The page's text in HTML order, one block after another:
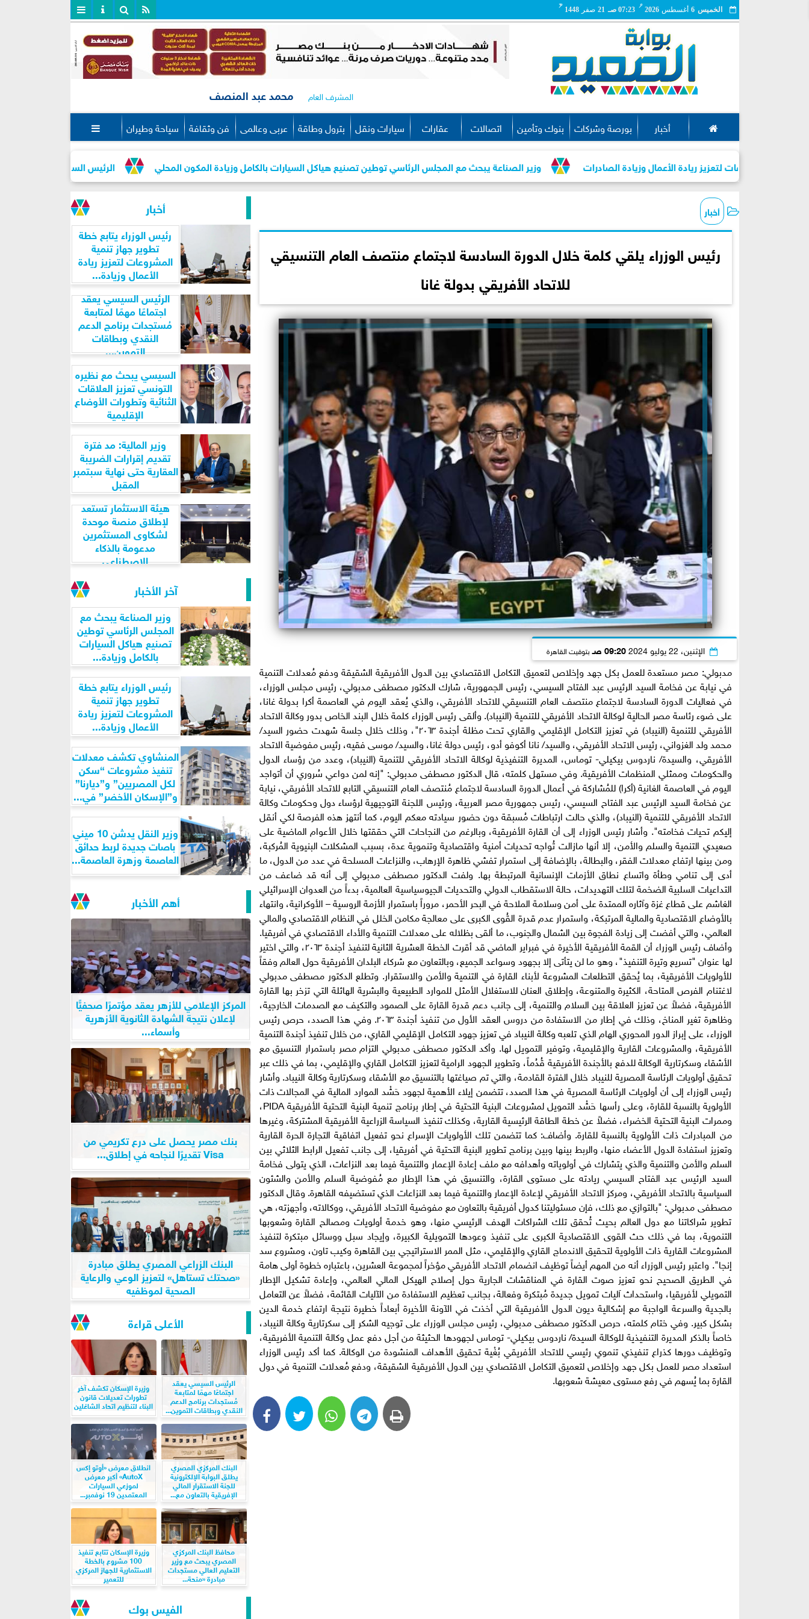
الخميس 6 أغسطس 2026
مـ
07:23 صـ 21 صفر 1448
هـ
المشرف العام محمد عبد المنصف
أخبار بورصة وشركات بنوك وتأمين اتصالات عقارات سيارات ونقل بترول وطاقة عربى وعالمى فن وثقافة سياحة وطيران 
الرئيس السيسي يعقد اجتماعًا مهمًا وزير الصناعة يبحث مع المجلس الرئاسي توطين تصنيع هياكل السيارات بالكامل وزيادة المكون المحلي لتعزيز ريادة الأعمال وزيادة الصادرات
أخبار
رئيس الوزراء يلقي كلمة خلال الدورة السادسة لاجتماع منتصف العام التنسيقي
للاتحاد الأفريقي بدولة غانا
الإثنين، 22 يوليو 2024 09:20 صـ بتوقيت القاهرة
مدبولي: مصر مستعدة للعمل بكل جهد وإخلاص لتعميق التكامل الاقتصادي بين الدول الأفريقية الشقيقة ودفع مُعدلات التنمية
في نيابة عن فخامة السيد الرئيس عبد الفتاح السيسي، رئيس الجمهورية، شارك الدكتور مصطفى مدبولي، رئيس مجلس الوزراء،
في فعاليات الدورة السادسة لاجتماع منتصف العام التنسيقي للاتحاد الأفريقي، والذي يُعقد اليوم في العاصمة أكرا بدولة غانا،
على ضوء رئاسة مصر الحالية لوكالة الاتحاد الأفريقي للتنمية (النيباد). وألقى رئيس الوزراء كلمة خلال البند الخاص بدور وكالة الاتحاد
الأفريقي للتنمية (النيباد) في تعزيز التكامل الإقليمي والقاري تحت مظلة أجندة ٢٠٦٣"، وذلك خلال جلسة شهدت حضور السيد/
محمد ولد الغزواني، رئيس الاتحاد الأفريقي، والسيد/ نانا أكوفو أدو، رئيس دولة غانا، والسيد/ موسى فقيه، رئيس مفوضية الاتحاد
الأفريقي، والسيدة/ ناردوس بيكيلي- توماس، المديرة التنفيذية لوكالة الاتحاد الأفريقي للتنمية (النيباد)، وعدد من رؤساء الدول
والحكومات وممثلي المنظمات الأفريقية. وفي مستهل كلمته، قال الدكتور مصطفى مدبولي: "إنه لمن دواعي سُروري أن أتواجد
اليوم في العاصمة الغانية (أكرا) للمُشاركة في أعمال الدورة السادسة لاجتماع مُنتصف العام التنسيقي التابع للاتحاد الأفريقي، نيابة
عن فخامة السيد الرئيس عبد الفتاح السيسي، رئيس جمهورية مصر العربية، ورئيس اللجنة التوجيهية لرؤساء دول وحكومات وكالة
الاتحاد الأفريقي للتنمية (النيباد)، والذي حالت ارتباطات مُسبقة دون حضور سيادته معكم اليوم، كما أنتهز هذه الفرصة لكي أنقل
إليكم تحيات فخامته". وأشار رئيس الوزراء إلى أن القارة الأفريقية، وبالرغم من النجاحات التي حققتها خلال الأعوام الماضية على
صعيدي التنمية والسلم والأمن، إلا أنها مازالت تُواجه تحديات أمنية واقتصادية وتنموية عدة، بسبب المشكلات البنيوية المُركبة،
ومن بينها ارتفاع معدلات الفقر، والبطالة، بالإضافة إلى استمرار تفشي ظاهرة الإرهاب، والنزاعات المسلحة في عدد من الدول، ما
أدى إلى تنامي وطأة واتساع نطاق الأزمات الإنسانية المرتبطة بها. ولفت الدكتور مصطفى مدبولي إلى أنه قد ضاعف من
التداعيات السلبية الضخمة لتلك التهديدات، حالة الاستقطاب الدولي والتحديات الجيوسياسية العالمية، بدءاً من العدوان الإسرائيلي
الغاشم على قطاع غزة وآثاره الممتدة على أمن وسلامة الملاحة في البحر الأحمر، مروراً باستمرار الأزمة الروسية – الأوكرانية، وانتهاء
بالأوضاع الاقتصادية والمالية المرتبكة، واستمرار عدم قدرة القُوى الكبرى على معالجة مكامن الخلل في النظام الاقتصادي والمالي
العالمي، والتي أفضت إلى زيادة الفجوة بين الشمال والجنوب، ما ألقى بظلاله على معدلات التنمية والأداء الاقتصادي في أفريقيا.
وأضاف رئيس الوزراء أن القمة الأفريقية الأخيرة في فبراير الماضي قد أقرت الخطة العشرية الثانية لتنفيذ أجندة ٢٠٦٣، والتي اختير
لها عنوان "تسريع وتيرة التنفيذ"، وهو ما لن يتأتى إلا بجهود وسواعد الجميع، وبالتعاون مع شركاء البلدان الأفريقية حول العالم وفقاً
للأولويات الأفريقية، بما يُحقق التطلعات المشروعة لأبناء القارة في التنمية والأمن والاستقرار. وتطلع الدكتور مصطفى مدبولي
لاغتنام الفرص المتاحة، الكثيرة والمتنوعة، وإطلاق العنان للاستغلال الأمثل للموارد الطبيعية والبشرية الهائلة التي تزخر بها القارة
الأفريقية، فضلاً عن تعزيز العلاقة بين السلام والتنمية، إلى جانب دعم قدرة القارة على الصمود والتكيف مع الصدمات الخارجية،
وظاهرة تغير المناخ، وذلك في إطار من الاستفادة من دروس العقد الأول من تنفيذ أجندة ٢٠٦٣. وفي هذا الصدد، حرص رئيس
الوزراء، على إبراز الدور المحوري الهام الذي تلعبه وكالة النيباد في تعزيز جهود التكامل الإقليمي القاري، من خلال تنفيذ أجندة التنمية
الأفريقية، والمشروعات القارية والإقليمية، وتوفير التمويل لها. وأكد الدكتور مصطفى مدبولي التزام مصر باستمرار التنسيق مع
الأشقاء وسكرتارية الوكالة للدفع بالأجندة الأفريقية قُدُماً، وتطوير الجهود الرامية لتعزيز التكامل القاري والإقليمي، بما في ذلك عبر
تحقيق أولويات الرئاسة المصرية للنيباد خلال الفترة القادمة، والتي تم صياغتها بالتنسيق مع الأشقاء وسكرتارية وكالة النيباد. وأشار
رئيس الوزراء إلى أن أولويات الرئاسة المصرية في هذا الصدد، تتضمن إيلاء الأهمية لجهود حَشْد الموارد المالية في المجالات ذات
الأولوية بالنسبة للقارة، وعلى رأسها حَشْد التمويل لمشروعات البنية التحتية في إطار برنامج تنمية البنية التحتية الأفريقية PIDA،
وممرات البنية التحتية الخضراء، فضلاً عن خطة الطاقة الرئيسية القارية، وكذلك تنفيذ السياسة الزراعية الأفريقية المشتركة، وغيرها
من المبادرات ذات الأولوية بالنسبة للقارة. وأضاف: كما تتضمن تلك الأولويات الإسراع نحو تفعيل اتفاقية التجارة الحرة القارية
وتعزيز استفادة الدول الأعضاء منها، والربط بينها وبين برنامج تطوير البنية التحتية في أفريقيا، إلى جانب تفعيل الرابط الثلاثي بين
السلم والأمن والتنمية والذي يتشارك في أولوياته وأهدافه مع ملف إعادة الإعمار والتنمية فيما بعد النزاعات، الذي يتولى فخامة
السيد الرئيس عبد الفتاح السيسي ريادته على مستوى القارة، والتنسيق في هذا الإطار مع مُفوضية السلم والأمن والشئون
السياسية بالاتحاد الأفريقي، ومركز الاتحاد الأفريقي لإعادة الإعمار والتنمية فيما بعد النزاعات الذي تستضيفه القاهرة. وقال الدكتور
مصطفى مدبولي: "بالتوازي مع ذلك، فإن مسئوليتنا كدول أفريقية بالتعاون مع مفوضية الاتحاد الأفريقي، ووكالاته، وأجهزته، هي
تطوير شراكاتنا مع دول العالم بحيث تُحقق تلك الشراكات الهدف الرئيسي منها، وهو خدمة أولويات ومصالح القارة وشعوبها
التنموية، بما في ذلك حث القوى الاقتصادية الكبرى على تنفيذ وعودها التمويلية الكبيرة، وإيجاد سبل ووسائل مبتكرة لتنفيذ
المشروعات القارية ذات الأولوية لتحقيق الاندماج القاري والإقليمي، مثل الممر الاستراتيجي بين القاهرة وكيب تاون، ومشروع سد
إنجا". واعتبر رئيس الوزراء أنه من المهم أيضاً توظيف انضمام الاتحاد الأفريقي مؤخراً لمجموعة العشرين، باعتباره خطوة أولى هامة
في الطريق الصحيح نحو تعزيز صوت القارة في المناقشات الجارية حول إصلاح الهيكل المالي العالمي، وإعادة تشكيل الإطار
التمويلي لأفريقيا، واستحداث آليات تمويل جديدة مُبتكرة وفعالة، بجانب تعظيم الاستفادة من الآليات القائمة، فضلاً عن التعامل
بالجدية والسرعة الواجبة مع إشكالية ديون الدول الأفريقية التي أخذت في الآونة الأخيرة أبعاداً خطيرة نتيجة ارتفاع خدمة الدين
بشكل كبير. وفي ختام كلمته، حرص الدكتور مصطفى مدبولي، رئيس مجلس الوزراء على توجيه الشكر إلى سكرتارية وكالة النيباد،
خاصاً بالذكر المديرة التنفيذية للوكالة السيدة/ ناردوس بيكيلي- توماس لجهودها الحثيثة من أجل دفع عمل وكالة التنمية الأفريقية،
وتوظيف دورها كذراع تنفيذي تنموي رئيسي للاتحاد الأفريقي بُغْية تحقيق الأهداف المنشودة من الوكالة. كما أكد رئيس الوزراء
استعداد مصر للعمل بكل جهد وإخلاص لتعميق التكامل الاقتصادي بين الدول الأفريقية الشقيقة، ودفع مُعدلات التنمية في دول
القارة بما يُسهم في رفع مستوى معيشة شعوبها.
أخبار
رئيس الوزراء يتابع خطة
تطوير جهاز تنمية
المشروعات لتعزيز ريادة
الأعمال وزيادة...
الرئيس السيسي يعقد
اجتماعًا مهمًا لمتابعة
مُستجدات برنامج الدعم
النقدي وبطاقات
التموين...
السيسي يبحث مع نظيره
التونسي تعزيز العلاقات
الثنائية وتطورات الأوضاع
الإقليمية
وزير المالية: مد فترة
تقديم إقرارات الضريبة
العقارية حتى نهاية سبتمبر
المقبل
هيئة الاستثمار تستعد
لإطلاق منصة موحدة
لشكاوى المستثمرين
مدعومة بالذكاء
الاصطناعي
آخر الأخبار
وزير الصناعة يبحث مع
المجلس الرئاسي توطين
تصنيع هياكل السيارات
بالكامل وزيادة...
رئيس الوزراء يتابع خطة
تطوير جهاز تنمية
المشروعات لتعزيز ريادة
الأعمال وزيادة...
المنشاوي تكشف معدلات
تنفيذ مشروعات “سكن
لكل المصريين” و”ديارنا”
و”الإسكان الأخضر” في...
وزير النقل يدشن 10 ميني
باصات جديدة لربط حدائق
العاصمة وزهرة العاصمة...
أهم الأخبار
المركز الإعلامي للأزهر يعقد مؤتمرًا صحفيًّا
لإعلان نتيجة الشهادة الثانوية الأزهرية
وأسماء...
بنك مصر يحصل على درع تكريمي من
Visa تقديرًا لنجاحه في إطلاق...
البنك الزراعي المصري يطلق مبادرة
«صحتك تستاهل» لتعزيز الوعي والرعاية
الصحية لموظفيه
الأعلى قراءة
الرئيس السيسي يعقد
اجتماعًا مهمًا لمتابعة
مُستجدات برنامج الدعم
النقدي وبطاقات التموين...
وزيرة الإسكان تكشف آخر
تطورات تعديلات قانون
البناء لتنظيم اتحاد الشاغلين
البنك المركزي المصري
يطلق البوابة الإلكترونية
للجنة الاستقرار المالي
الإفريقية بالتعاون مع...
انطلاق معرض «أوتو إكس
AutoX» أكبر معرض
لموزعي السيارات
المعتمدين 19 نوفمبر...
محافظ البنك المركزي
المصري يبحث مع وزير
التعليم العالي مستجدات
مبادرة «منحة...
وزيرة الإسكان تتابع تنفيذ
100 مشروع بالخطة
الاستثمارية للجهاز المركزي
للتعمير
الفيس بوك